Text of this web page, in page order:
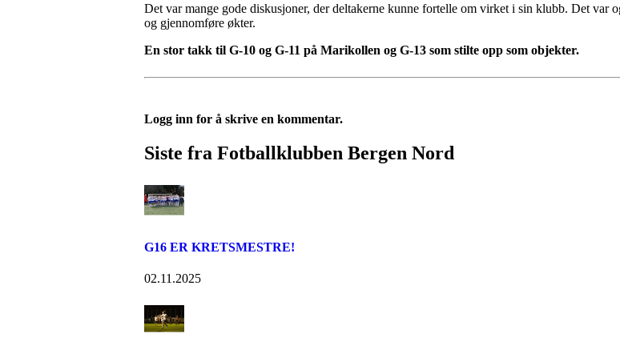
Det var mange gode diskusjoner, der deltakerne kunne fortelle om virket i sin klubb. Det var
og gjennomføre økter.
En stor takk til G-10 og G-11 på Marikollen og G-13 som stilte opp som objekter.
Logg inn for å skrive en kommentar.
Siste fra Fotballklubben Bergen Nord
G16 ER KRETSMESTRE!
02.11.2025